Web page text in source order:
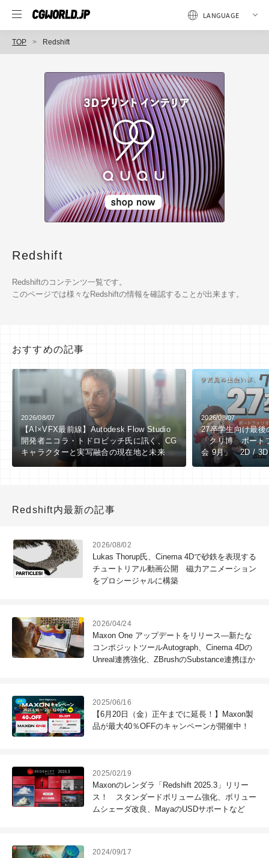
TOP Redshift
Redshift
Redshiftのコンテンツ一覧です。
このページでは様々なRedshiftの情報を確認することが出来ます。
おすすめの記事
2026/08/07
【AI×VFX最前線】Autodesk Flow Studio
開発者ニコラ・トドロビッチ氏に訊く、CG
キャラクターと実写融合の現在地と未来
2026/08/07
27卒学生向け最
「クリ博 ポート
会 9月」 2D / 3D
向け ※9/1（火）
Redshift内最新の記事
2026/08/02
Lukas Thorup氏、Cinema 4Dで砂鉄を表現する
チュートリアル動画公開 磁力アニメーション
をプロシージャルに構築
2026/04/24
Maxon One アップデートをリリース―新たな
コンポジットツールAutograph、Cinema 4Dの
Unreal連携強化、ZBrushのSubstance連携ほか
2025/06/16
【6月20日（金）正午までに延長！】Maxon製
品が最大40％OFFのキャンペーンが開催中！
2025/02/19
Maxonのレンダラ「Redshift 2025.3」リリー
ス！ スタンダードボリューム強化、ボリュー
ムシェーダ改良、MayaのUSDサポートなど
2024/09/17